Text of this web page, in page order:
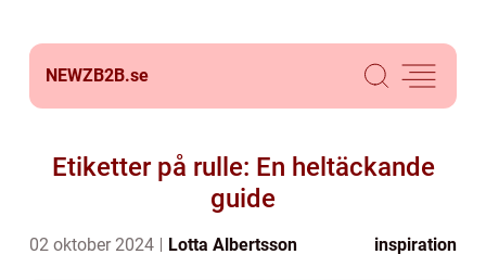
NEWZB2B.se
Etiketter på rulle: En heltäckande
guide
02 oktober 2024 Lotta Albertsson inspiration